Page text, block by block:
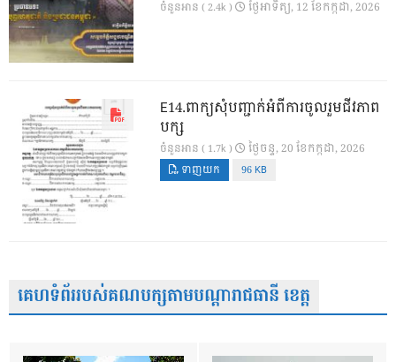
ចំនួនអាន ( 2.4k ) ថ្ងៃ​អាទិត្យ, 12 ខែ​កក្កដា, 2026
E14.ពាក្យសុំបញ្ជាក់អំពីការចូលរួមជីវភាព
បក្ស
ចំនួនអាន ( 1.7k ) ថ្ងៃ​ចន្ទ, 20 ខែ​កក្កដា, 2026
ទាញយក 96 KB
គេហទំព័ររបស់គណបក្សតាមបណ្តារាជធានី ខេត្ត